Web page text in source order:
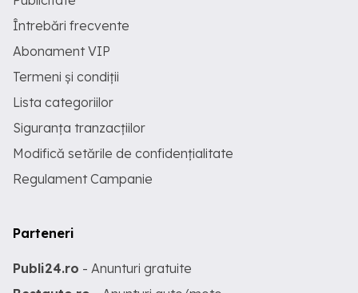
Întrebări frecvente
Abonament VIP
Termeni și condiții
Lista categoriilor
Siguranța tranzacțiilor
Modifică setările de confidențialitate
Regulament Campanie
Parteneri
Publi24.ro - Anunturi gratuite